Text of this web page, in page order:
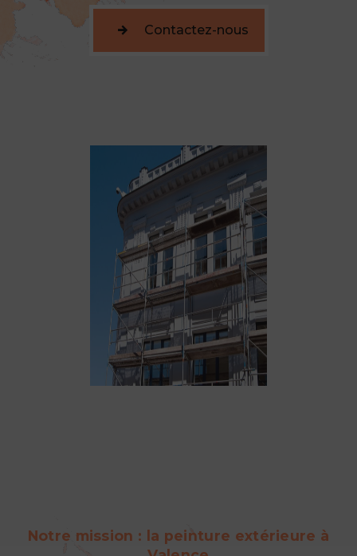
Contactez-nous
Notre mission : la peinture extérieure à